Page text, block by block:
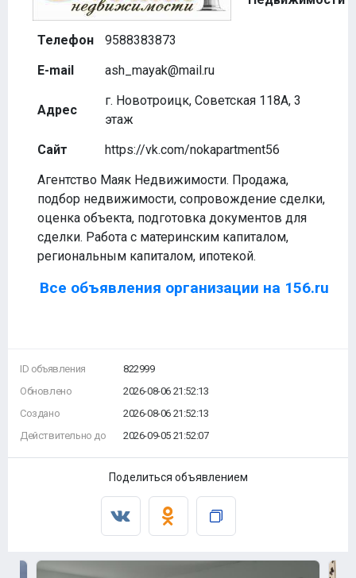
Телефон
9588383873
E-mail
ash_mayak@mail.ru
Адрес
г. Новотроицк, Советская 118А, 3
этаж
Сайт
https://vk.com/nokapartment56
Агентство Маяк Недвижимости. Продажа,
подбор недвижимости, сопровождение сделки,
оценка объекта, подготовка документов для
сделки. Работа с материнским капиталом,
региональным капиталом, ипотекой.
Все объявления организации на 156.ru
ID объявления
Обновлено
Создано
Действительно до
822999
2026-08-06 21:52:13
2026-08-06 21:52:13
2026-09-05 21:52:07
Поделиться объявлением